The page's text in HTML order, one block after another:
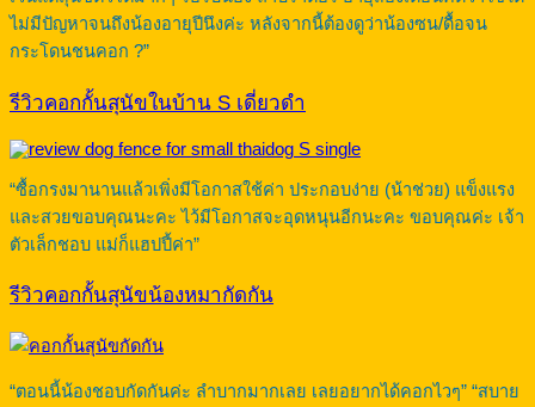
ไม่มีปัญหาจนถึงน้องอายุปีนึงค่ะ หลังจากนี้ต้องดูว่าน้องซน/ดื้อจน
กระโดนชนคอก ?”
รีวิวคอกกั้นสุนัขในบ้าน S เดี่ยวดำ
“ซื้อกรงมานานแล้วเพิ่งมีโอกาสใช้ค่า ประกอบง่าย (น้าช่วย) แข็งแรง
และสวยขอบคุณนะคะ ไว้มีโอกาสจะอุดหนุนอีกนะคะ ขอบคุณค่ะ เจ้า
ตัวเล็กชอบ แม่ก็แฮปปี้ค่า”
รีวิวคอกกั้นสุนัขน้องหมากัดกัน
“ตอนนี้น้องชอบกัดกันค่ะ ลำบากมากเลย เลยอยากได้คอกไวๆ” “สบาย